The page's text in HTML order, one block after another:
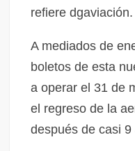
refiere dgaviación.
A mediados de
boletos de esta
a operar el 31 de
el regreso de la
después de casi 9